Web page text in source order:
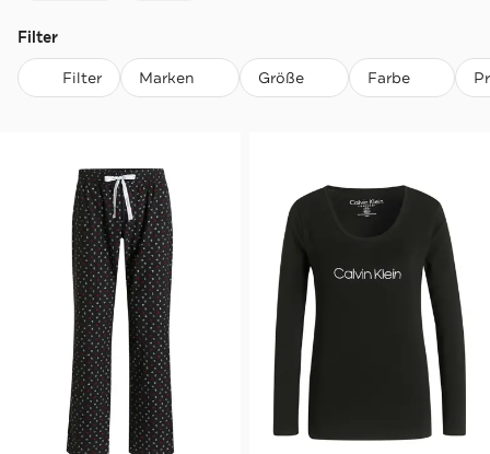
Filter
Filter Marken Größe Farbe